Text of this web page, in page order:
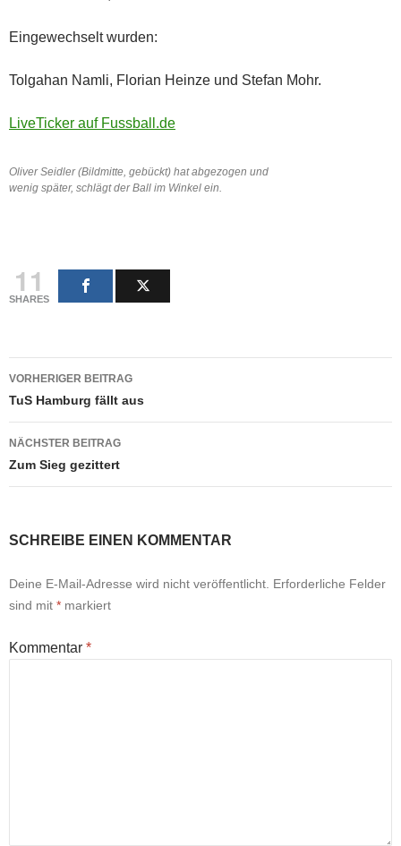
Eingewechselt wurden:
Tolgahan Namli, Florian Heinze und Stefan Mohr.
LiveTicker auf Fussball.de
Oliver Seidler (Bildmitte, gebückt) hat abgezogen und
wenig später, schlägt der Ball im Winkel ein.
11
SHARES
Beitragsnavigation
VORHERIGER BEITRAG
TuS Hamburg fällt aus
NÄCHSTER BEITRAG
Zum Sieg gezittert
SCHREIBE EINEN KOMMENTAR
Deine E-Mail-Adresse wird nicht veröffentlicht. Erforderliche Felder
sind mit * markiert
Kommentar *